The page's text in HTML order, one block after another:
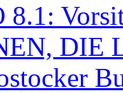
8.1:
DIE